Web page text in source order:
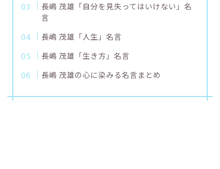
長嶋 茂雄「自分を見失ってはいけない」名
言
長嶋 茂雄「人生」名言
長嶋 茂雄「生き方」名言
長嶋 茂雄の心に染みる名言まとめ